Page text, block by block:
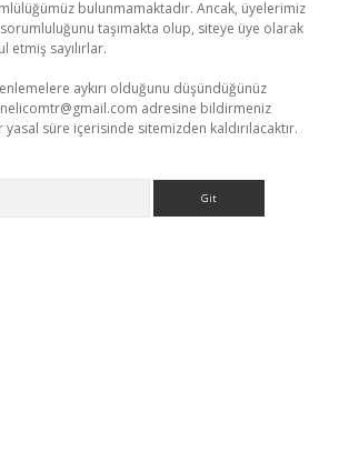
bulunmamaktadır. Ancak, üyelerimiz
taşımakta olup, siteye üye olarak
etmiş sayılırlar.
aykırı olduğunu düşündüğünüz
adresine bildirmeniz
süre içerisinde sitemizden kaldırılacaktır.